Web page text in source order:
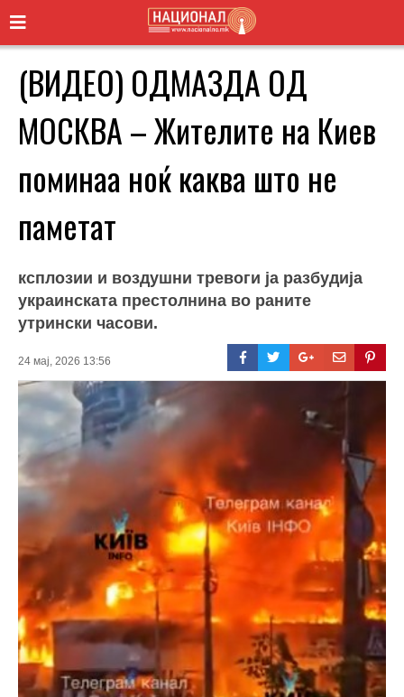
(ВИДЕО) ОДМАЗДА ОД
МОСКВА – Жителите на Киев
поминаа ноќ каква што не
паметат
ксплозии и воздушни тревоги ја разбудија
украинската престолнина во раните
утрински часови.
24 мај, 2026 13:56